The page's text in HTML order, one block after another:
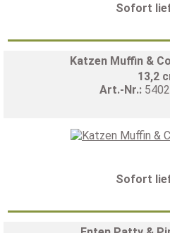
Sofort
Katzen Muffin &
13,2
Art.-Nr.:
Sofort